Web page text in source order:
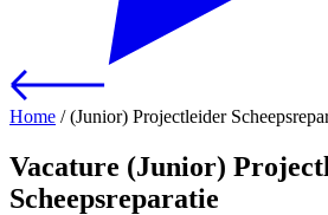
Home /(Junior) Projectleider
Vacature (Junior)
Scheepsreparatie